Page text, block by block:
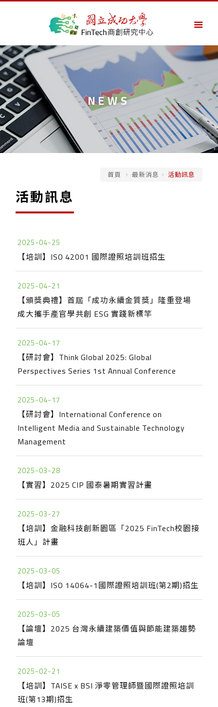
NEWS
首頁 最新消息 活動訊息
活動訊息
2025-04-25
【培訓】ISO 42001 國際證照培訓班招生
2025-04-21
【頒獎典禮】首屆「成功永續金質獎」隆重登場
成大攜手產官學共創 ESG 實踐新標竿
2025-04-17
【研討會】Think Global 2025: Global
Perspectives Series 1st Annual Conference
2025-04-17
【研討會】International Conference on
Intelligent Media and Sustainable Technology
Management
2025-03-28
【實習】2025 CIP 國泰暑期實習計畫
2025-03-27
【培訓】金融科技創新園區「2025 FinTech校園接
班人」計畫
2025-03-05
【培訓】ISO 14064-1國際證照培訓班(第2期)招生
2025-03-05
【論壇】2025 台灣永續建築價值與節能建築趨勢
論壇
2025-02-21
【培訓】TAISE x BSI 淨零管理師暨國際證照培訓
班(第13期)招生